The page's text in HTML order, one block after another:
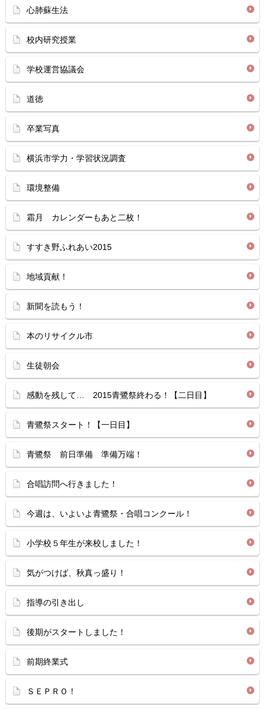
心肺蘇生法
校内研究授業
学校運営協議会
道徳
卒業写真
横浜市学力・学習状況調査
環境整備
霜月 カレンダーもあと二枚！
すすき野ふれあい2015
地域貢献！
新聞を読もう！
本のリサイクル市
生徒朝会
感動を残して… 2015青鷺祭終わる！【二日目】
青鷺祭スタート！【一日目】
青鷺祭 前日準備 準備万端！
合唱訪問へ行きました！
今週は、いよいよ青鷺祭・合唱コンクール！
小学校５年生が来校しました！
気がつけば、秋真っ盛り！
指導の引き出し
後期がスタートしました！
前期終業式
ＳＥＰＲＯ！